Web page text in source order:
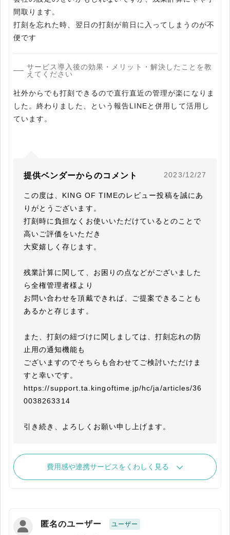
間取ります。
打刻を忘れた時、翌日の打刻が前日に入ってしまうのが不
便です
サービス導入後の効果・メリット・解決したことを教
えてください
社外からでも打刻できるので直行直近の管理が楽になりま
した。終わりました、という報告LINEと併用して活用し
ています。
提供ベンダーからのコメント 2023/12/27
この度は、KING OF TIMEのレビュー投稿を誠にあ
りがとうございます。
打刻時に負担なくお使いいただけているとのことで
高いご評価をいただき
大変嬉しく存じます。
残業計算に関して、お困りの点などがございました
ら全権管理者様より
お問い合わせを頂戴できれば、ご提案できることも
あるかと存じます。
また、打刻の紐づけに関しましては、打刻忘れの防
止用の通知機能も
ございますのでそちらも合わせてご検討いただけま
すと幸いです。
https://support.ta.kingoftime.jp/hc/ja/articles/36
0038263314
引き続き、よろしくお願い申し上げます。
費用感や連携サービスをくわしく見る
匿名のユーザー ユーザー